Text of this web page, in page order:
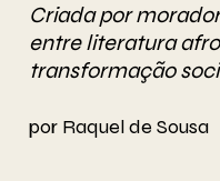
Criada por
entre literatura
transformação
por Raquel de Sousa